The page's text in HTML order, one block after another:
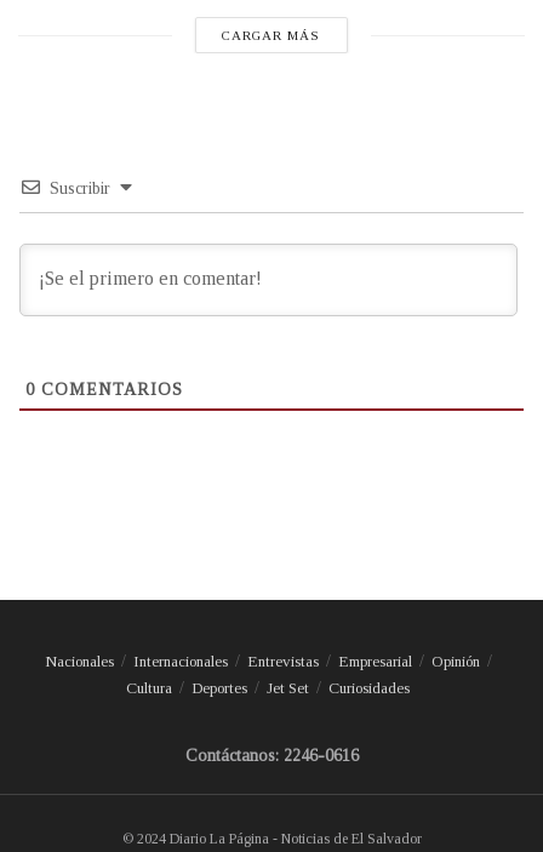
CARGAR MÁS
Suscribir
0 COMENTARIOS
Nacionales Internacionales Entrevistas Empresarial
Opinión
Cultura
Deportes Jet Set Curiosidades
Contáctanos: 2246-0616
© 2024 Diario La Página - Noticias de El Salvador